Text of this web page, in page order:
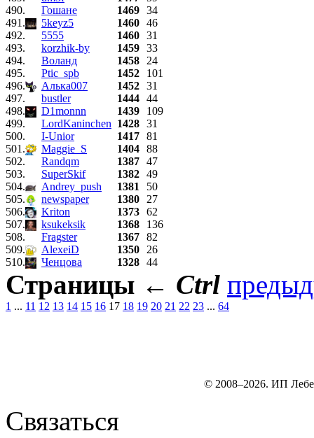
490.
Гошане 1469 34
491.
5keyz5 1460 46
492.
5555 1460 31
493.
korzhik-by 1459 33
494.
Воланд 1458
24
495.
Ptic_spb 1452
101
496.
Алька007 1452 31
497.
bustler 1444 44
498.
D1monnn 1439
109
499.
LordKaninchen 1428 31
500.
I-Unior 1417 81
501.
Maggie_S 1404 88
502.
Randqm 1387 47
503.
SuperSkif 1382 49
504.
Andrey_push 1381
50
505.
newspaper 1380
27
506.
Kriton 1373 62
507.
ksukeksik 1368
136
508.
Fragster 1367 82
509.
AlexeiD 1350
26
510.
Ченцова 1328 44
Страницы ← Ctrl
1 ... 11 12 13 14 15 16 17 18 19 20 21 22 23 ... 64
© 2008–2026. ИП
Связаться